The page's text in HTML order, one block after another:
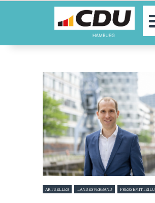
MOIN!
AKTUELLES
PARLAMENTE
KONTAKT
SPENDEN
MITGLIED WERDEN!
AKTUELLES LANDESVERBAND